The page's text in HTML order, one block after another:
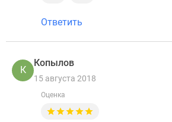
Ответить
К
Копылов
15 августа 2018
Оценка